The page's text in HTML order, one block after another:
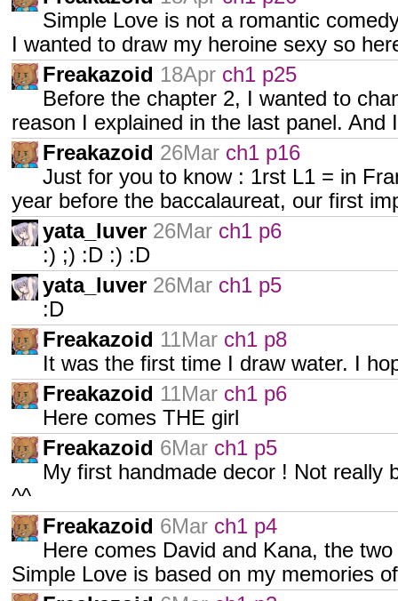
Simple Love is not a romantic
I wanted to draw my heroine sexy so
Freakazoid 18Apr ch1 p25
Before the chapter 2, I wanted to
reason I explained in the last panel.
Freakazoid 26Mar ch1 p16
Just for you to know : 1rst L1 = in
year before the baccalaureat, our first
yata_luver 26Mar ch1 p6
:) ;) :D :) :D
yata_luver 26Mar ch1 p5
:D
Freakazoid 11Mar ch1 p8
It was the first time I draw water. I
Freakazoid 11Mar ch1 p6
Here comes THE girl
Freakazoid 6Mar ch1 p5
My first handmade decor ! Not really
^^
Freakazoid 6Mar ch1 p4
Here comes David and Kana, the
Simple Love is based on my memories